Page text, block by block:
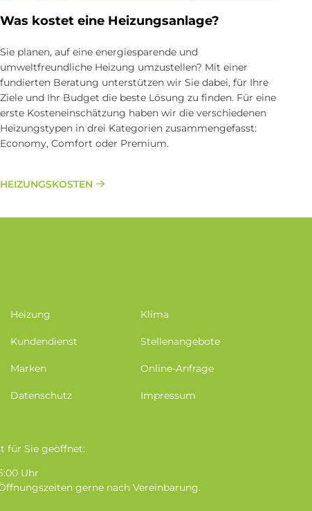
Was kostet eine Heizungsanlage?
Sie planen, auf eine energiesparende und
umweltfreundliche Heizung umzustellen? Mit einer
fundierten Beratung unterstützen wir Sie dabei, für Ihre
Ziele und Ihr Budget die beste Lösung zu finden. Für eine
erste Kosteneinschätzung haben wir die verschiedenen
Heizungstypen in drei Kategorien zusammengefasst:
Economy, Comfort oder Premium.
HEIZUNGSKOSTEN
Heizung Klima
Kundendienst Stellenangebote
Marken Online-Anfrage
Datenschutz Impressum
für Sie geöffnet:
Uhr
gerne nach Vereinbarung.